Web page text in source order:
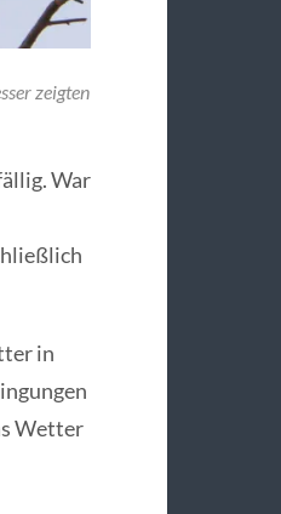
zeigten
War
in
Wetter